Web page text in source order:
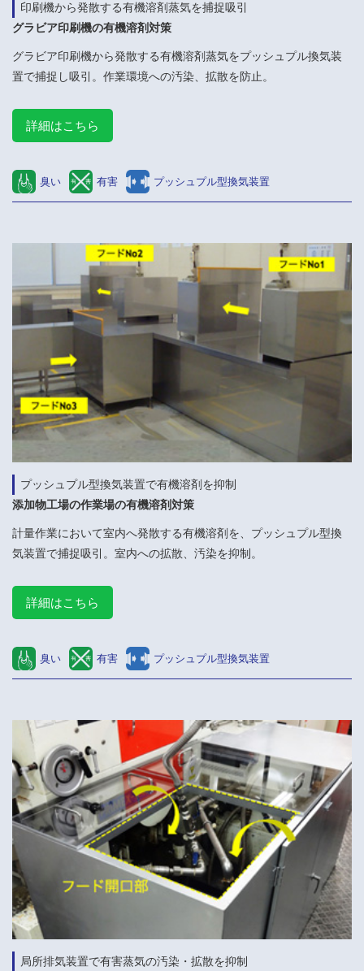
印刷機から発散する有機溶剤蒸気を捕捉吸引
グラビア印刷機の有機溶剤対策
グラビア印刷機から発散する有機溶剤蒸気をプッシュプル換気装
置で捕捉し吸引。作業環境への汚染、拡散を防止。
詳細はこちら
臭い 有害 プッシュプル型換気装置
プッシュプル型換気装置で有機溶剤を抑制
添加物工場の作業場の有機溶剤対策
計量作業において室内へ発散する有機溶剤を、プッシュプル型換
気装置で捕捉吸引。室内への拡散、汚染を抑制。
詳細はこちら
臭い 有害 プッシュプル型換気装置
局所排気装置で有害蒸気の汚染・拡散を抑制